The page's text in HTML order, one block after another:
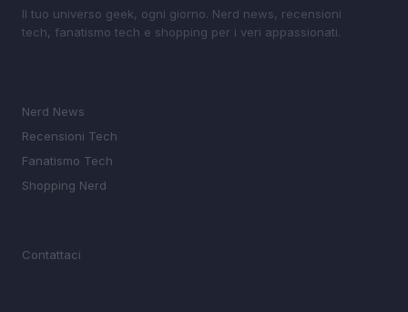
Il tuo universo geek, ogni giorno. Nerd news, recensioni
tech, fanatismo tech e shopping per i veri appassionati.
Nerd News
Recensioni Tech
Fanatismo Tech
Shopping Nerd
Contattaci